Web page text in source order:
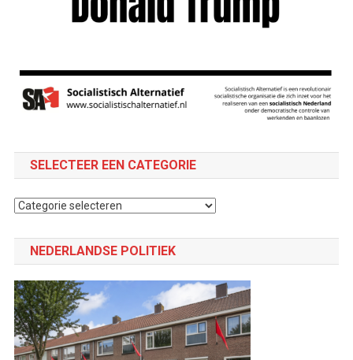
SELECTEER EEN CATEGORIE
Selecteer
categorie
NEDERLANDSE POLITIEK